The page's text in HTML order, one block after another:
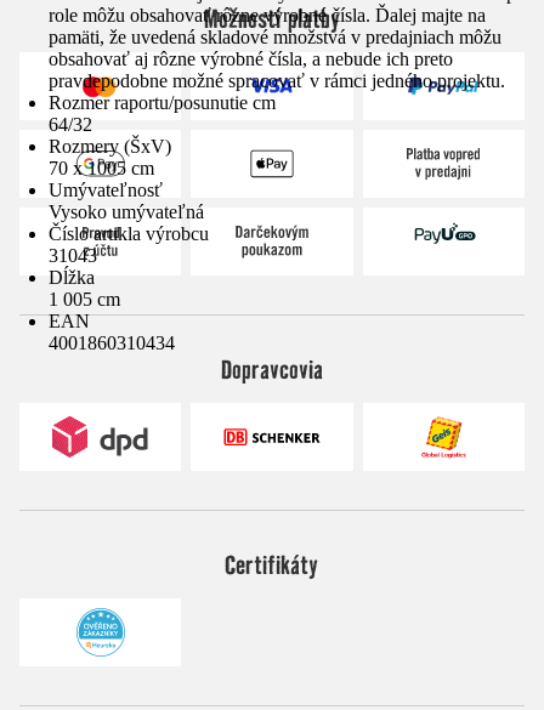
role môžu obsahovať rôzne výrobné čísla. Ďalej majte na
pamäti, že uvedená skladové množstvá v predajniach môžu
obsahovať aj rôzne výrobné čísla, a nebude ich preto
pravdepodobne možné spracovať v rámci jedného projektu.
Rozmer raportu/posunutie cm
64/32
Rozmery (ŠxV)
70 x 1005 cm
Umývateľnosť
Vysoko umývateľná
Číslo artikla výrobcu
31043
Dĺžka
1 005 cm
EAN
4001860310434
Možnosti platby
Dopravcovia
Certifikáty